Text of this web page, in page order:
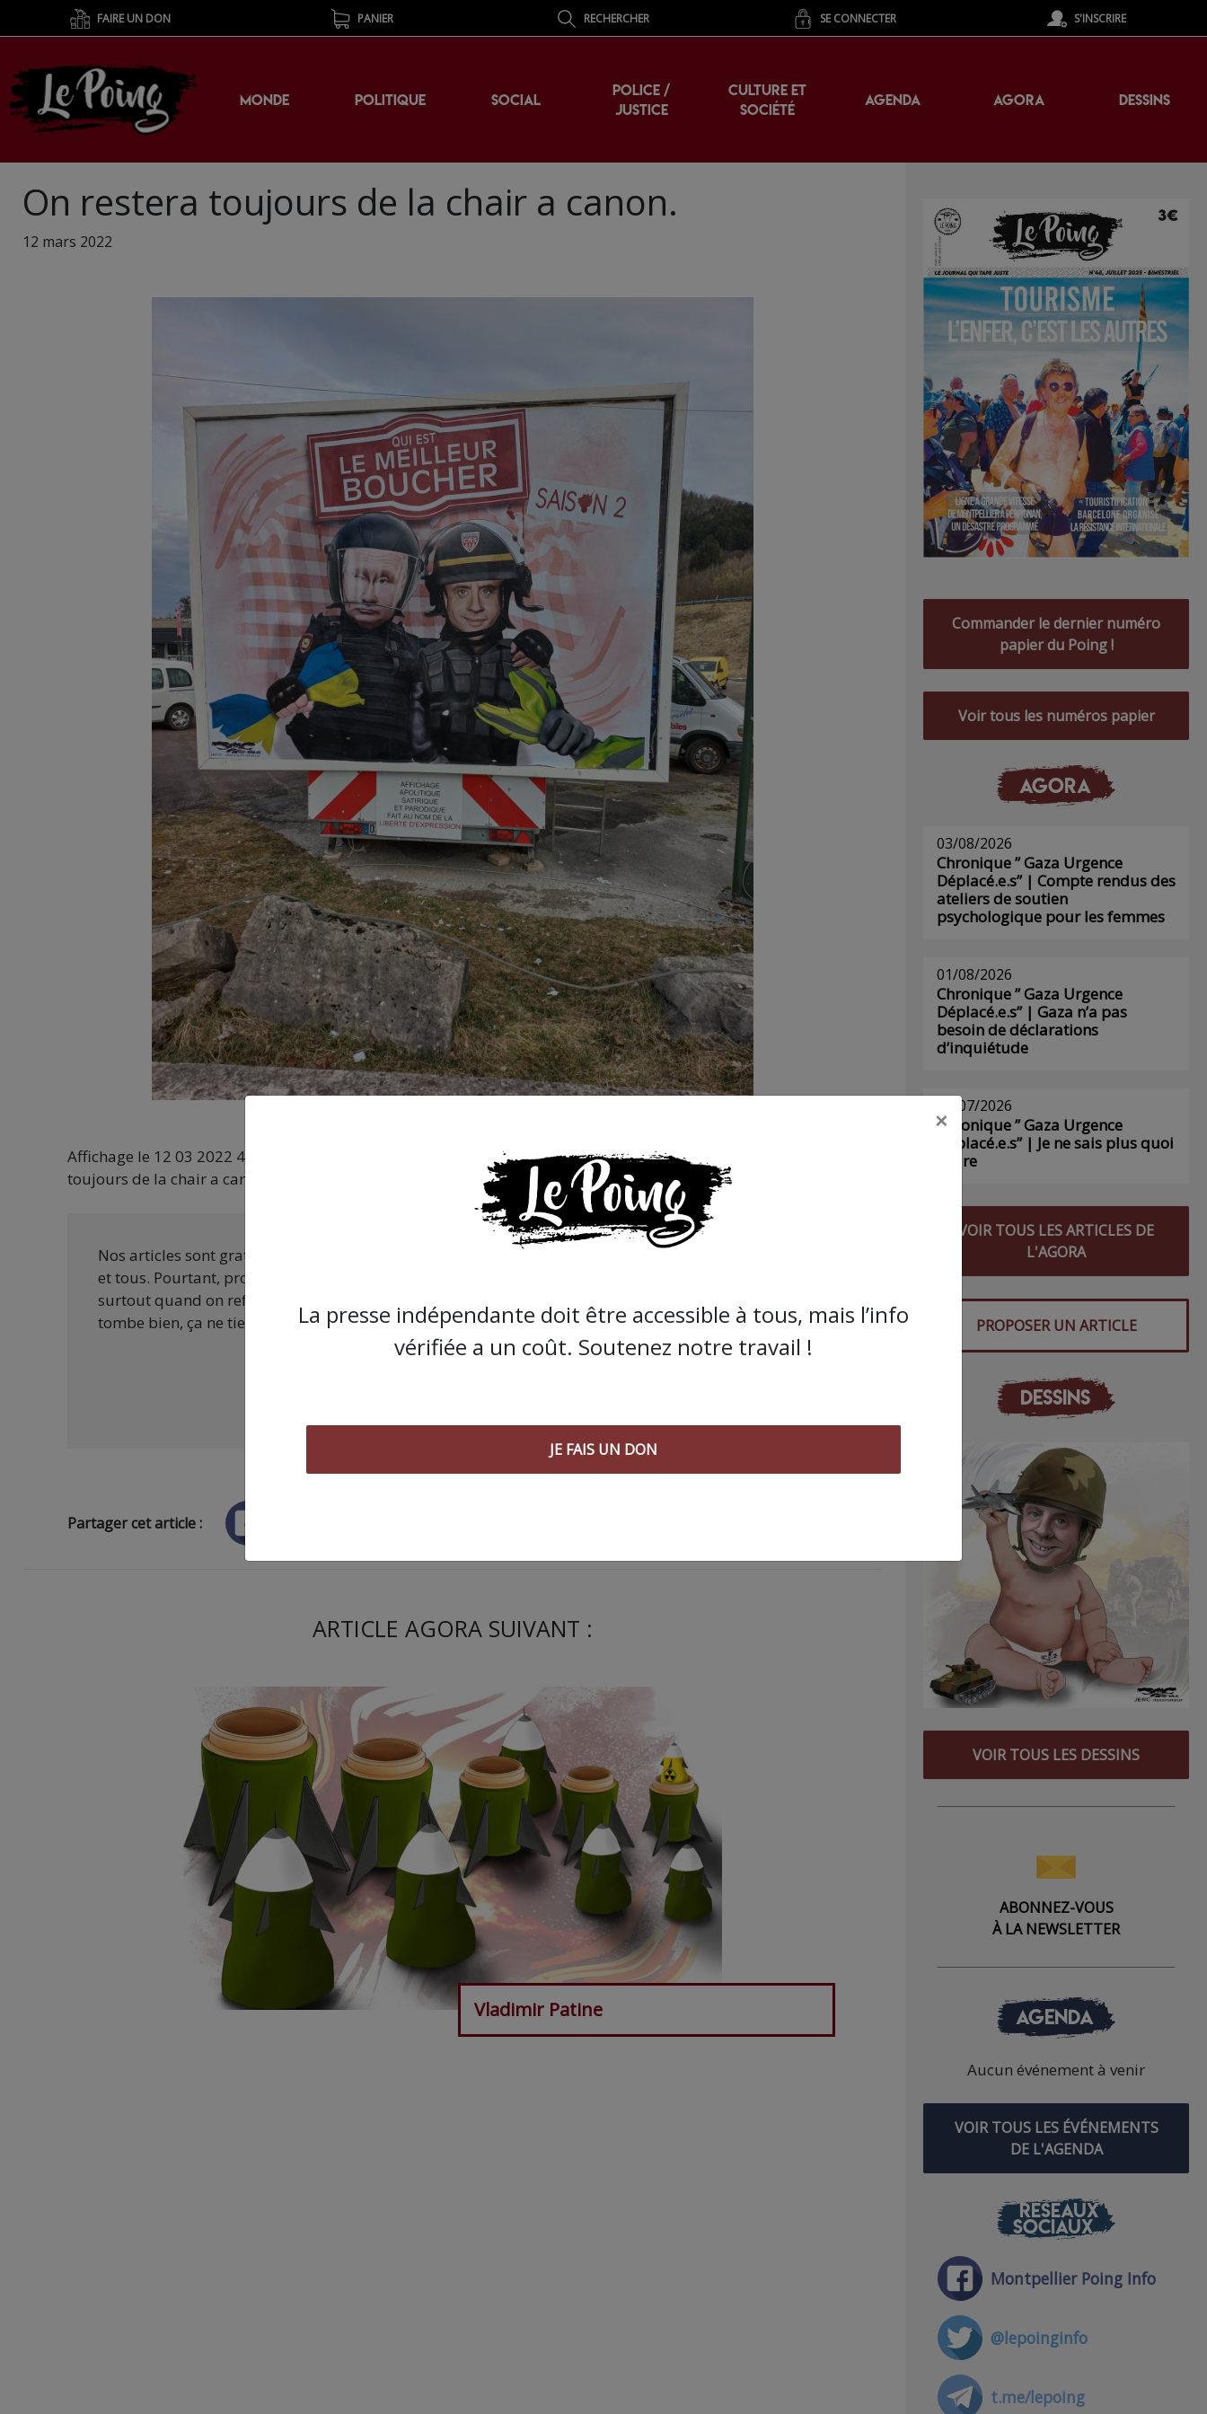
FAIRE UN DON PANIER RECHERCHER SE CONNECTER S'INSCRIRE
MONDE POLITIQUE SOCIAL
POLICE /
JUSTICE
CULTURE ET
SOCIÉTÉ
AGENDA AGORA DESSINS
On restera toujours de la chair a canon.
12 mars 2022
Affichage le 12 03 2022 4mx3m chez Max Marandet https://www.facebook.com/max.marandet . On restera
toujours de la chair a canon.
Nos articles sont gratuits car nous pensons que la presse indépendante doit être accessible à toutes
et tous. Pourtant, produire une information engagée et de qualité nécessite du temps et de l’argent,
surtout quand on refuse d’être aux ordres de Bolloré et de ses amis… Pourvu que ça dure ! Ça
tombe bien, ça ne tient qu’à vous :
Partager cet article :
ARTICLE AGORA SUIVANT :
Vladimir Patine
Commander le dernier numéro
papier du Poing !
Voir tous les numéros papier
AGORA
03/08/2026
Chronique ” Gaza Urgence
Déplacé.e.s” | Compte rendus des
ateliers de soutien
psychologique pour les femmes
01/08/2026
Chronique ” Gaza Urgence
Déplacé.e.s” | Gaza n’a pas
besoin de déclarations
d’inquiétude
29/07/2026
Chronique ” Gaza Urgence
Déplacé.e.s” | Je ne sais plus quoi
écrire
VOIR TOUS LES ARTICLES DE
L'AGORA
PROPOSER UN ARTICLE
DESSINS
VOIR TOUS LES DESSINS
ABONNEZ-VOUS
À LA NEWSLETTER
AGENDA
Aucun événement à venir
VOIR TOUS LES ÉVÉNEMENTS
DE L'AGENDA
RÉSEAUX
SOCIAUX
Montpellier Poing Info
@lepoinginfo
t.me/lepoing
×
La presse indépendante doit être accessible à tous, mais l’info
vérifiée a un coût. Soutenez notre travail !
JE FAIS UN DON